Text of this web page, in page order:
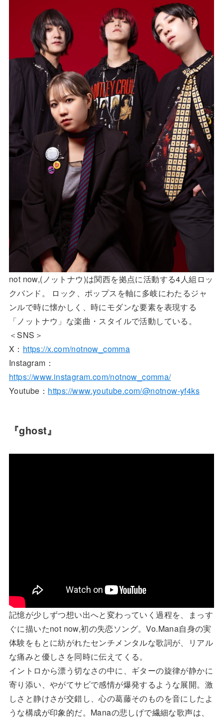
not now,(ノットナウ)は関西を拠点に活動する4人組ロッ
クバンド。 ロック、ポップスを軸に多岐にわたるジャ
ンルで時に懐かしく、時にモダンな要素を表現する
「ノットナウ」な楽曲・スタイルで活動している。
＜SNS＞
X： https://x.com/notnow_comma
Instagram：
https://www.instagram.com/notnow_comma/
Youtube： https://www.youtube.com/@notnow-yf4ks
『ghost』
記憶が少しずつ想い出へと変わっていく過程を、まっす
ぐに描いたnot now,初の失恋ソング。Vo.Mana自身の実
体験をもとに紡がれたセンチメンタルな歌詞が、リアル
な痛みと優しさを同時に伝えてくる。
イントロから漂う切なさの中に、ギターの旋律が静かに
寄り添い、やがてサビで感情が爆発するような展開。激
しさと静けさが交錯し、心の葛藤そのものを音にしたよ
うな構成が印象的だ。Manaの悲しげで繊細な歌声は、